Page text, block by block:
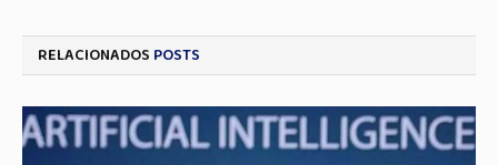
RELACIONADOS POSTS